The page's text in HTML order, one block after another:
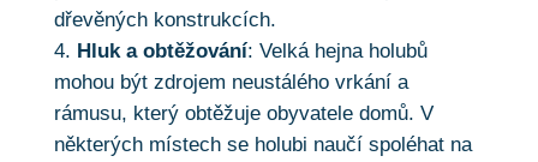
dřevěných konstrukcích.
Hluk a obtěžování: Velká hejna holubů
mohou být zdrojem neustálého vrkání a
rámusu, který obtěžuje obyvatele domů. V
některých místech se holubi naučí spoléhat na